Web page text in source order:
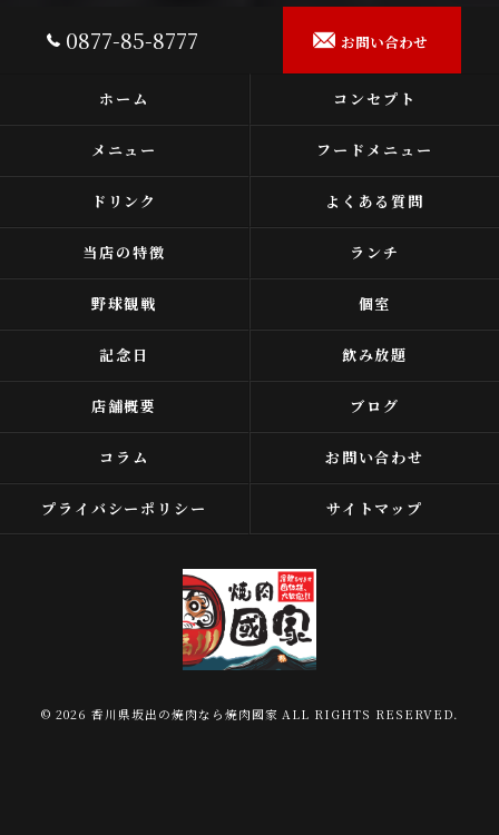
0877-85-8777 お問い合わせ
ホーム コンセプト
メニュー フードメニュー
ドリンク よくある質問
当店の特徴 ランチ
野球観戦 個室
記念日 飲み放題
店舗概要 ブログ
コラム お問い合わせ
プライバシーポリシー サイトマップ
© 2026 香川県坂出の焼肉なら焼肉國家 ALL RIGHTS RESERVED.